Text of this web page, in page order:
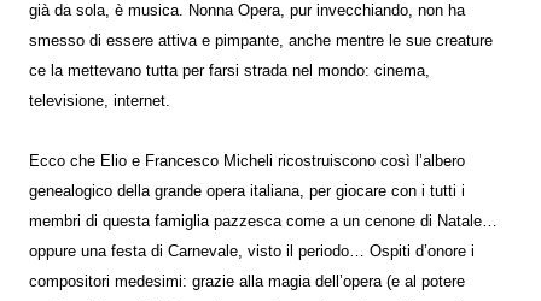
già da sola, è musica. Nonna Opera, pur invecchiando, non ha
smesso di essere attiva e pimpante, anche mentre le sue creature
ce la mettevano tutta per farsi strada nel mondo: cinema,
televisione, internet.
Ecco che Elio e Francesco Micheli ricostruiscono così l’albero
genealogico della grande opera italiana, per giocare con i tutti i
membri di questa famiglia pazzesca come a un cenone di Natale…
oppure una festa di Carnevale, visto il periodo… Ospiti d’onore i
compositori medesimi: grazie alla magia dell’opera (e al potere